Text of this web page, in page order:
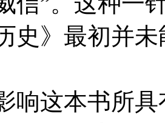
史》最初并
响这本书所